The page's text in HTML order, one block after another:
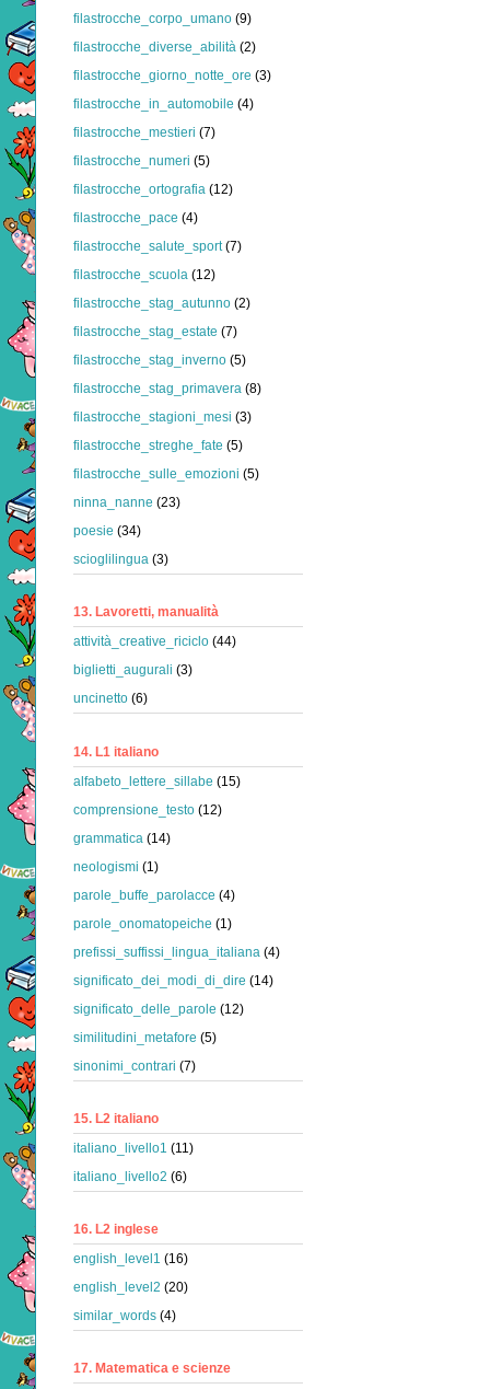
filastrocche_corpo_umano (9)
filastrocche_diverse_abilità (2)
filastrocche_giorno_notte_ore (3)
filastrocche_in_automobile (4)
filastrocche_mestieri (7)
filastrocche_numeri (5)
filastrocche_ortografia (12)
filastrocche_pace (4)
filastrocche_salute_sport (7)
filastrocche_scuola (12)
filastrocche_stag_autunno (2)
filastrocche_stag_estate (7)
filastrocche_stag_inverno (5)
filastrocche_stag_primavera (8)
filastrocche_stagioni_mesi (3)
filastrocche_streghe_fate (5)
filastrocche_sulle_emozioni (5)
ninna_nanne (23)
poesie (34)
scioglilingua (3)
13. Lavoretti, manualità
attività_creative_riciclo (44)
biglietti_augurali (3)
uncinetto (6)
14. L1 italiano
alfabeto_lettere_sillabe (15)
comprensione_testo (12)
grammatica (14)
neologismi (1)
parole_buffe_parolacce (4)
parole_onomatopeiche (1)
prefissi_suffissi_lingua_italiana (4)
significato_dei_modi_di_dire (14)
significato_delle_parole (12)
similitudini_metafore (5)
sinonimi_contrari (7)
15. L2 italiano
italiano_livello1 (11)
italiano_livello2 (6)
16. L2 inglese
english_level1 (16)
english_level2 (20)
similar_words (4)
17. Matematica e scienze